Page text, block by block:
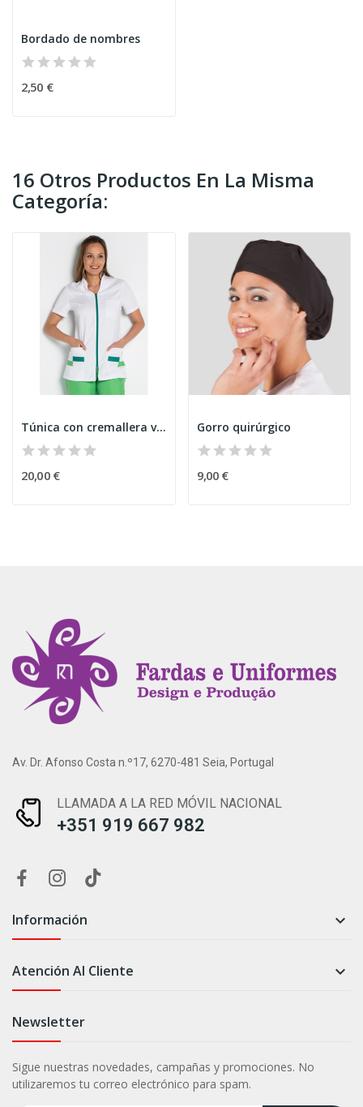
Bordado de nombres
2,50 €
16 Otros Productos En La Misma
Categoría:
Túnica con cremallera verde
20,00 €
Gorro quirúrgico
9,00 €
Av. Dr. Afonso Costa n.º17, 6270-481 Seia, Portugal
LLAMADA A LA RED MÓVIL NACIONAL
+351 919 667 982
Información 
Atención Al Cliente 
Newsletter
Sigue nuestras novedades, campañas y promociones. No
utilizaremos tu correo electrónico para spam.